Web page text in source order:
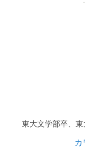
東大文学部卒、東
カ